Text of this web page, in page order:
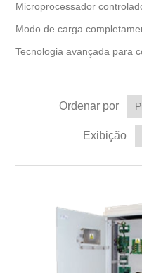
Microprocessador
Modo de carga
Tecnologia avançada para
Ordenar por
Exibição